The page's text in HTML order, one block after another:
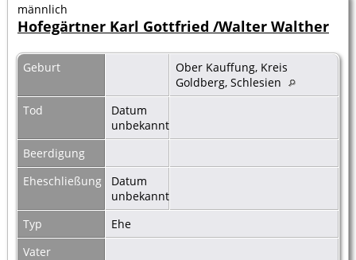
männlich
Hofegärtner Karl Gottfried /Walter Walther
Geburt
Ober Kauffung, Kreis
Goldberg, Schlesien
Tod
Datum
unbekannt
Beerdigung
Eheschließung
Datum
unbekannt
Typ
Ehe
Vater